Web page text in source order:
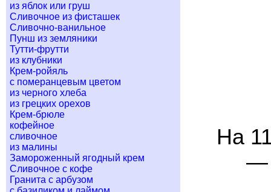
из яблок или груш
Сливочное из фисташек
Сливочно-ванильное
Пунш из земляники
Тутти-фрутти
из клубники
Крем-ройяль
с померанцевым цветом
из черного хлеба
из грецких орехов
Крем-брюле
кофейное
сливочное
из малины
Замороженный ягодный крем
Сливочное с кофе
Гранита с арбузом
На
—